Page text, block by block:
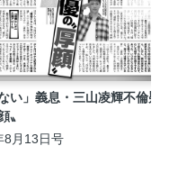
い」義息・三山凌輝不倫疑惑
〟
8月13日号